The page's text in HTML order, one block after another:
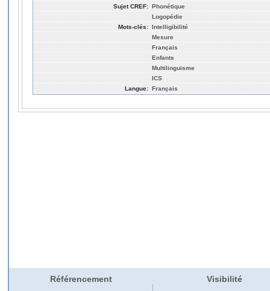
Sujet CREF: Phonétique
Logopédie
Mots-clés: Intelligibilité
Mesure
Français
Enfants
Multilinguisme
ICS
Langue: Français
Référencement Visibilité